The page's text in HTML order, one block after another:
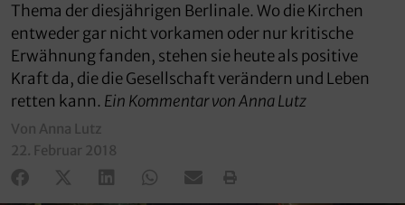
Thema der diesjährigen Berlinale. Wo die Kirchen
entweder gar nicht vorkamen oder nur kritische
Erwähnung fanden, stehen sie heute als positive
Kraft da, die die Gesellschaft verändern und Leben
retten kann. Ein Kommentar von Anna Lutz
Von Anna Lutz
22. Februar 2018